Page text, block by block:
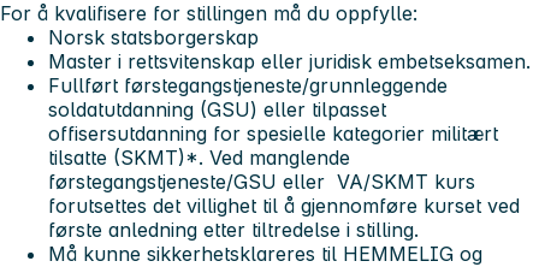
For å kvalifisere for stillingen må du oppfylle:
Norsk statsborgerskap
Master i rettsvitenskap eller juridisk embetseksamen.
Fullført førstegangstjeneste/grunnleggende
soldatutdanning (GSU) eller tilpasset
offisersutdanning for spesielle kategorier militært
tilsatte (SKMT)*. Ved manglende
førstegangstjeneste/GSU eller VA/SKMT kurs
forutsettes det villighet til å gjennomføre kurset ved
første anledning etter tiltredelse i stilling.
Må kunne sikkerhetsklareres til HEMMELIG og